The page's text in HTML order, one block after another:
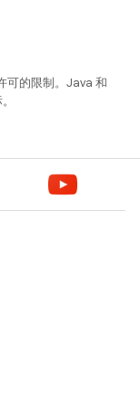
可的限制。Java 和